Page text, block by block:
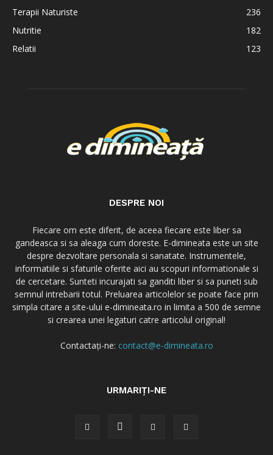
Terapii Naturiste
236
Nutritie
182
Relatii
123
DESPRE NOI
Fiecare om este diferit, de aceea fiecare este liber sa
gandeasca si sa aleaga cum doreste. E-dimineata este un site
despre dezvoltare personala si sanatate. Instrumentele,
informatiile si sfaturile oferite aici au scopuri informationale si
de cercetare. Sunteti incurajati sa ganditi liber si sa puneti sub
semnul intrebarii totul. Preluarea articolelor se poate face prin
simpla citare a site-ului e-dimineata.ro in limita a 500 de semne
si crearea unei legaturi catre articolul original!
Contactați-ne: contact@e-dimineata.ro
URMARIȚI-NE